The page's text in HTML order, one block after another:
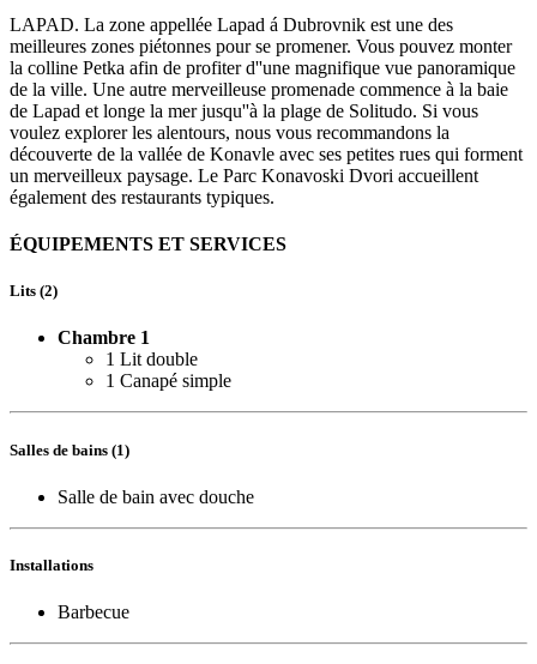
LAPAD. La zone appellée Lapad á Dubrovnik est une des
meilleures zones piétonnes pour se promener. Vous pouvez monter
la colline Petka afin de profiter d''une magnifique vue panoramique
de la ville. Une autre merveilleuse promenade commence à la baie
de Lapad et longe la mer jusqu''à la plage de Solitudo. Si vous
voulez explorer les alentours, nous vous recommandons la
découverte de la vallée de Konavle avec ses petites rues qui forment
un merveilleux paysage. Le Parc Konavoski Dvori accueillent
également des restaurants typiques.
ÉQUIPEMENTS ET SERVICES
Lits (2)
Chambre 1
1 Lit double
1 Canapé simple
Salles de bains (1)
Salle de bain avec douche
Installations
Barbecue